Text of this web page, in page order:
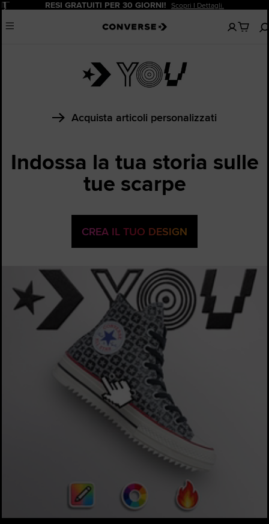
Pause SCONTO DEL 20% PER I NUOVI CLIENTI. Iscriviti Ora!
Menu
Nessun
articoli
Acquista articoli personalizzati
Indossa la tua storia sulle
tue scarpe
CREA IL TUO DESIGN